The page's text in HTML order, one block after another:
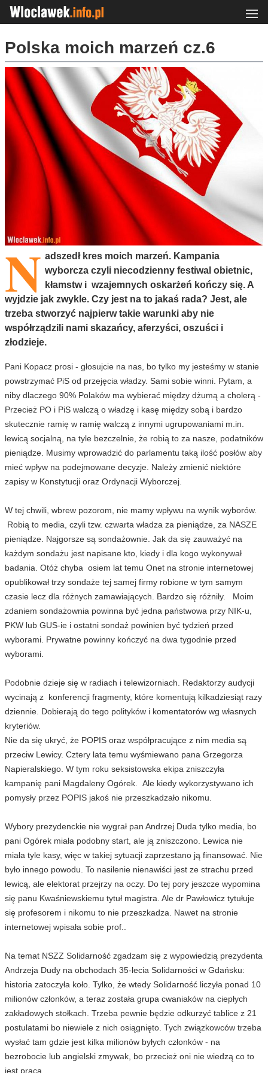
Polska moich marzeń cz.6
N adszedł kres moich marzeń. Kampania
wyborcza czyli niecodzienny festiwal obietnic,
kłamstw i wzajemnych oskarżeń kończy się. A
wyjdzie jak zwykle. Czy jest na to jakaś rada? Jest, ale
trzeba stworzyć najpierw takie warunki aby nie
współrządzili nami skazańcy, aferzyści, oszuści i
złodzieje.
Pani Kopacz prosi - głosujcie na nas, bo tylko my jesteśmy w stanie
powstrzymać PiS od przejęcia władzy. Sami sobie winni. Pytam, a
niby dlaczego 90% Polaków ma wybierać między dżumą a cholerą -
Przecież PO i PiS walczą o władzę i kasę między sobą i bardzo
skutecznie ramię w ramię walczą z innymi ugrupowaniami m.in.
lewicą socjalną, na tyle bezczelnie, że robią to za nasze, podatników
pieniądze. Musimy wprowadzić do parlamentu taką ilość posłów aby
mieć wpływ na podejmowane decyzje. Należy zmienić niektóre
zapisy w Konstytucji oraz Ordynacji Wyborczej.
W tej chwili, wbrew pozorom, nie mamy wpływu na wynik wyborów.
Robią to media, czyli tzw. czwarta władza za pieniądze, za NASZE
pieniądze. Najgorsze są sondażownie. Jak da się zauważyć na
każdym sondażu jest napisane kto, kiedy i dla kogo wykonywał
badania. Otóż chyba osiem lat temu Onet na stronie internetowej
opublikował trzy sondaże tej samej firmy robione w tym samym
czasie lecz dla różnych zamawiających. Bardzo się różniły. Moim
zdaniem sondażownia powinna być jedna państwowa przy NIK-u,
PKW lub GUS-ie i ostatni sondaż powinien być tydzień przed
wyborami. Prywatne powinny kończyć na dwa tygodnie przed
wyborami.
Podobnie dzieje się w radiach i telewizorniach. Redaktorzy audycji
wycinają z konferencji fragmenty, które komentują kilkadziesiąt razy
dziennie. Dobierają do tego polityków i komentatorów wg własnych
kryteriów.
Nie da się ukryć, że POPIS oraz współpracujące z nim media są
przeciw Lewicy. Cztery lata temu wyśmiewano pana Grzegorza
Napieralskiego. W tym roku seksistowska ekipa zniszczyła
kampanię pani Magdaleny Ogórek. Ale kiedy wykorzystywano ich
pomysły przez POPIS jakoś nie przeszkadzało nikomu.
Wybory prezydenckie nie wygrał pan Andrzej Duda tylko media, bo
pani Ogórek miała podobny start, ale ją zniszczono. Lewica nie
miała tyle kasy, więc w takiej sytuacji zaprzestano ją finansować. Nie
było innego powodu. To nasilenie nienawiści jest ze strachu przed
lewicą, ale elektorat przejrzy na oczy. Do tej pory jeszcze wypomina
się panu Kwaśniewskiemu tytuł magistra. Ale dr Pawłowicz tytułuje
się profesorem i nikomu to nie przeszkadza. Nawet na stronie
internetowej wpisała sobie prof..
Na temat NSZZ Solidarność zgadzam się z wypowiedzią prezydenta
Andrzeja Dudy na obchodach 35-lecia Solidarności w Gdańsku:
historia zatoczyła koło. Tylko, że wtedy Solidarność liczyła ponad 10
milionów członków, a teraz została grupa cwaniaków na ciepłych
zakładowych stołkach. Trzeba pewnie będzie odkurzyć tablice z 21
postulatami bo niewiele z nich osiągnięto. Tych związkowców trzeba
wysłać tam gdzie jest kilka milionów byłych członków - na
bezrobocie lub angielski zmywak, bo przecież oni nie wiedzą co to
jest praca.